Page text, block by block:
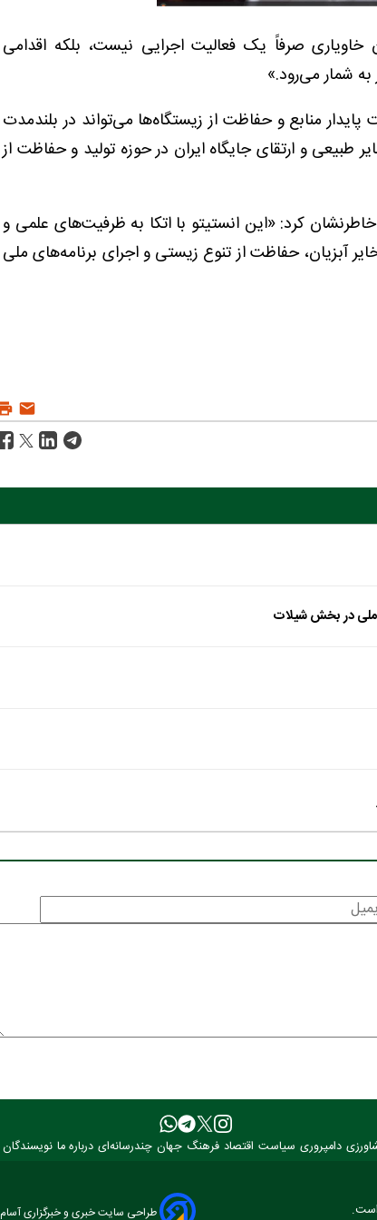
صرفاً یک فعالیت اجرایی نیست، بلکه اقدامی
شمار می‌رود.»
منابع و حفاظت از زیستگاه‌ها می‌تواند در بلندمدت
و ارتقای جایگاه ایران در حوزه تولید و حفاظت از
کرد: «این انستیتو با اتکا به ظرفیت‌های علمی و
آبزیان، حفاظت از تنوع زیستی و اجرای برنامه‌های ملی
ملی در بخش شیلات
دامپروری سیاست اقتصاد فرهنگ جهان چندرسانه‌ای درباره ما نویسندگان
است. طراحی سایت خبری و خبرگزاری آسام